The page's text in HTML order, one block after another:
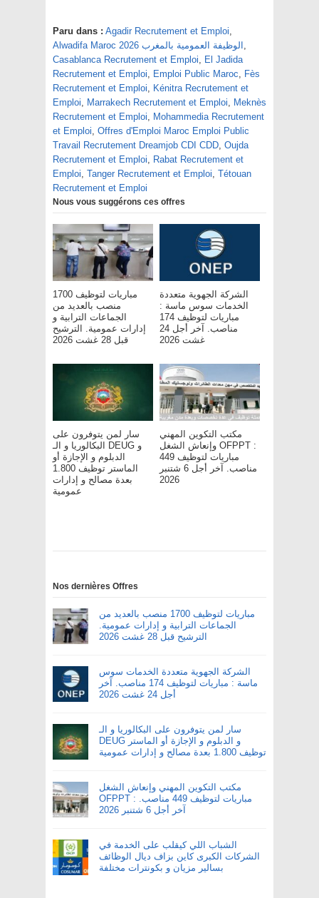
Paru dans : Agadir Recrutement et Emploi,
Alwadifa Maroc 2026 الوظيفة العمومية بالمغرب ,
Casablanca Recrutement et Emploi, El Jadida
Recrutement et Emploi, Emploi Public Maroc, Fès
Recrutement et Emploi, Kénitra Recrutement et
Emploi, Marrakech Recrutement et Emploi, Meknès
Recrutement et Emploi, Mohammedia Recrutement
et Emploi, Offres d'Emploi Maroc Emploi Public
Travail Recrutement Dreamjob CDI CDD, Oujda
Recrutement et Emploi, Rabat Recrutement et
Emploi, Tanger Recrutement et Emploi, Tétouan
Recrutement et Emploi
Nous vous suggérons ces offres
مباريات لتوظيف 1700
منصب بالعديد من
الجماعات الترابية و
إدارات عمومية. الترشيح
قبل 28 غشت 2026
الشركة الجهوية متعددة
الخدمات سوس ماسة :
مباريات لتوظيف 174
مناصب. آخر أجل 24
غشت 2026
سار لمن يتوفرون على
البكالوريا و الـ DEUG و
الدبلوم و الإجازة أو
الماستر توظيف 1.800
بعدة مصالح و إدارات
عمومية
مكتب التكوين المهني
وإنعاش الشغل OFPPT :
مباريات لتوظيف 449
مناصب. آخر أجل 6 شتنبر
2026
Nos dernières Offres
مباريات لتوظيف 1700 منصب بالعديد من
الجماعات الترابية و إدارات عمومية.
الترشيح قبل 28 غشت 2026
الشركة الجهوية متعددة الخدمات سوس
ماسة : مباريات لتوظيف 174 مناصب. آخر
أجل 24 غشت 2026
سار لمن يتوفرون على البكالوريا و الـ
DEUG و الدبلوم و الإجازة أو الماستر
توظيف 1.800 بعدة مصالح و إدارات عمومية
مكتب التكوين المهني وإنعاش الشغل
OFPPT : مباريات لتوظيف 449 مناصب.
آخر أجل 6 شتنبر 2026
الشباب اللي كيقلب على الخدمة في
الشركات الكبرى كاين بزاف ديال الوظائف
بسالير مزيان و بكونترات مختلفة